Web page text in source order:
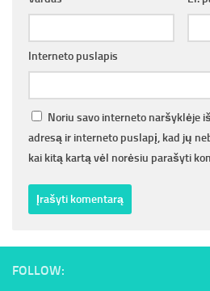
Interneto puslapis
Noriu savo interneto naršyklėje
adresą ir interneto puslapį, kad jų
kai kitą kartą vėl norėsiu parašyti
FOLLOW: